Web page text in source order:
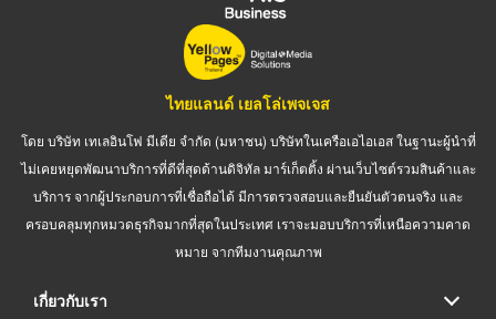
ไทยแลนด์ เยลโล่เพจเจส
โดย บริษัท เทเลอินโฟ มีเดีย จำกัด (มหาชน) บริษัทในเครือเอไอเอส ในฐานะผู้นำที่
ไม่เคยหยุดพัฒนาบริการที่ดีที่สุดด้านดิจิทัล มาร์เก็ตติ้ง ผ่านเว็บไซต์รวมสินค้าและ
บริการ จากผู้ประกอบการที่เชื่อถือได้ มีการตรวจสอบและยืนยันตัวตนจริง และ
ครอบคลุมทุกหมวดธุรกิจมากที่สุดในประเทศ เราจะมอบบริการที่เหนือความคาด
หมาย จากทีมงานคุณภาพ
เกี่ยวกับเรา